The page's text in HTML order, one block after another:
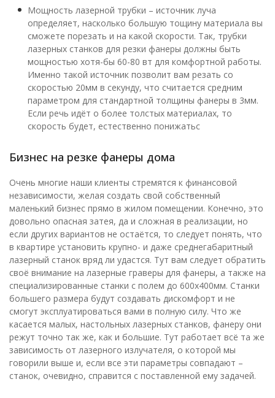
Мощность лазерной трубки – источник луча
определяет, насколько большую тощину материала вы
сможете порезать и на какой скорости. Так, трубки
лазерных станков для резки фанеры должны быть
мощностью хотя-бы 60-80 вт для комфортной работы.
Именно такой источник позволит вам резать со
скоростью 20мм в секунду, что считается средним
параметром для стандартной толщины фанеры в 3мм.
Если речь идёт о более толстых материалах, то
скорость будет, естественно понижатьс
Бизнес на резке фанеры дома
Очень многие наши клиенты стремятся к финансовой
независимости, желая создать свой собственный
маленький бизнес прямо в жилом помещении. Конечно, это
довольно опасная затея, да и сложная в реализации, но
если других вариантов не остаётся, то следует понять, что
в квартире установить крупно- и даже среднегабаритный
лазерный станок вряд ли удастся. Тут вам следует обратить
своё внимание на лазерные граверы для фанеры, а также на
специализированные станки с полем до 600х400мм. Станки
большего размера будут создавать дискомфорт и не
смогут эксплуатироваться вами в полную силу. Что же
касается малых, настольных лазерных станков, фанеру они
режут точно так же, как и большие. Тут работает всё та же
зависимость от лазерного излучателя, о которой мы
говорили выше и, если все эти параметры совпадают –
станок, очевидно, справится с поставленной ему задачей.